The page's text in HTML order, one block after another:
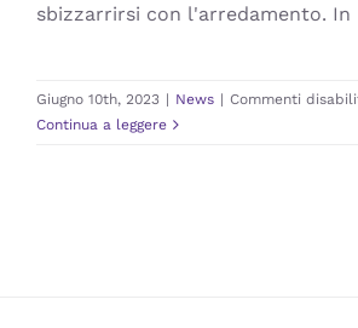
sbizzarrirsi con l'arredamento. In
Giugno 10th, 2023 | News | Commenti
Continua a leggere